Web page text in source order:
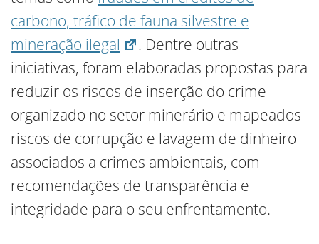
carbono, tráfico de fauna silvestre e
mineração ilegal
. Dentre outras
iniciativas, foram elaboradas propostas para
reduzir os riscos de inserção do crime
organizado no setor minerário e mapeados
riscos de corrupção e lavagem de dinheiro
associados a crimes ambientais, com
recomendações de transparência e
integridade para o seu enfrentamento.